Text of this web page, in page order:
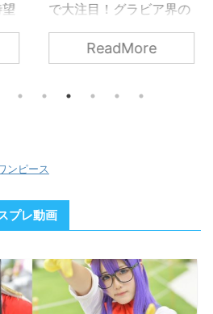
で大注目！グラビア界の
超新星、色白Gカップの
篠見星奈ちゃんがエスデ
ジに登場。目に余る色白
ReadMore
ンピース
プレ動画